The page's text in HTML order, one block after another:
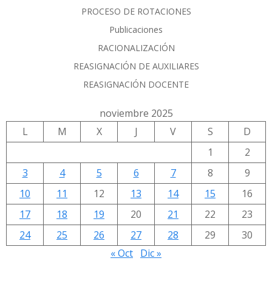
PROCESO DE ROTACIONES
Publicaciones
RACIONALIZACIÓN
REASIGNACIÓN DE AUXILIARES
REASIGNACIÓN DOCENTE
noviembre 2025
L
M X J V S
D
1
2
3
4 5 6 7 8
9
10
11 12 13 14 15
16
17
18 19 20 21 22
23
24
25 26 27 28 29
30
« Oct Dic »